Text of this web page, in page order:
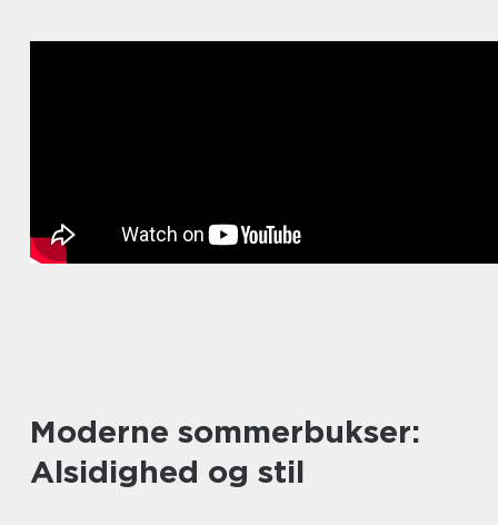
Moderne sommerbukser:
Alsidighed og stil